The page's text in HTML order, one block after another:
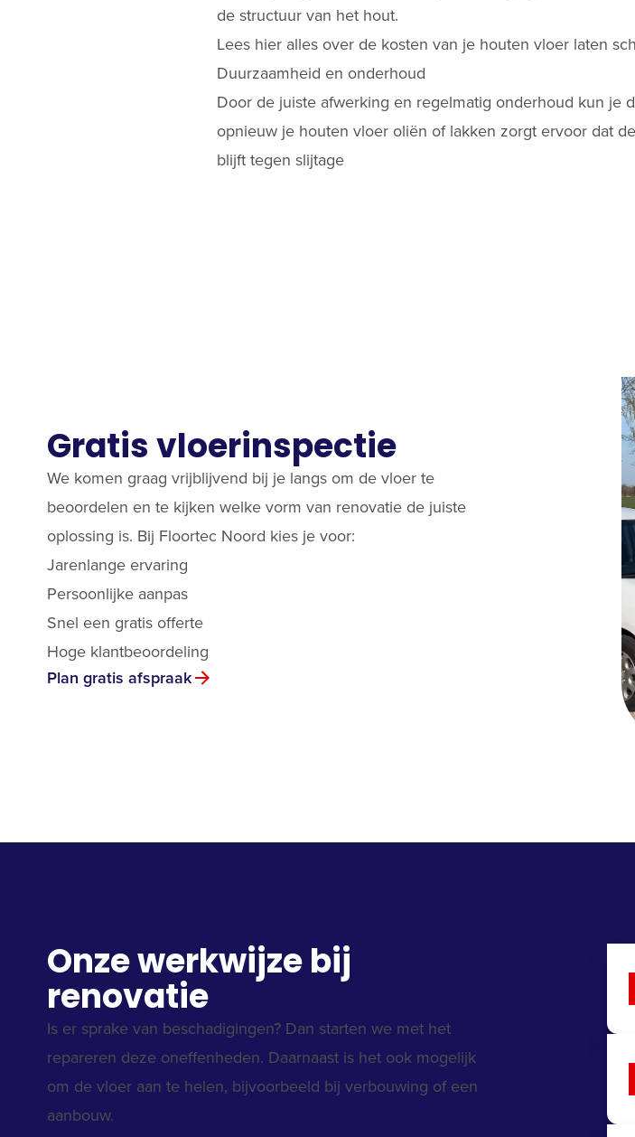
de structuur van het hout​.
Lees hier alles over de kosten van je houten vloer laten
Duurzaamheid en onderhoud
Door de juiste afwerking en regelmatig onderhoud kun je
opnieuw je houten vloer oliën of lakken zorgt ervoor dat
blijft tegen slijtage​
Gratis vloerinspectie
We komen graag vrijblijvend bij je langs om de vloer te
beoordelen en te kijken welke vorm van renovatie de juiste
oplossing is. Bij Floortec Noord kies je voor:
Jarenlange ervaring
Persoonlijke aanpas
Snel een gratis offerte
Hoge klantbeoordeling
Plan gratis afspraak
Onze werkwijze bij
renovatie
Is er sprake van beschadigingen? Dan starten we met het
repareren deze oneffenheden. Daarnaast is het ook mogelijk
om de vloer aan te helen, bijvoorbeeld bij verbouwing of een
aanbouw.